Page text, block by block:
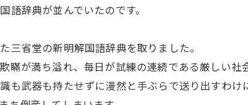
語辞典が並んでいたのです。
省堂の新明解国語辞典を取りました。
瞞が満ち溢れ、毎日が試練の連続である厳しい社
武器も持たせずに漫然と手ぶらで送り出すわけ